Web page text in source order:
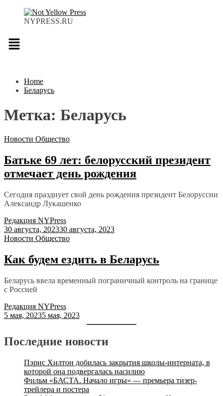
NYPRESS.RU
Меню
Home
Беларусь
Метка: Беларусь
Новости Общество
Батьке 69 лет: белорусский президент
отмечает день рождения
Сегодня празднует свой день рождения президент Белоруссии
Александр Лукашенко
Редакция NYPress
30 августа, 202330 августа, 2023
Новости Общество
Как будем ездить в Беларусь
Беларусь ввела временный пограничный контроль на границе
с Россией
Редакция NYPress
5 мая, 20235 мая, 2023
Последние новости
Пэрис Хилтон добилась закрытия школы-интерната, в
которой она подвергалась насилию
Фильм «БАСТА. Начало игры» — премьера тизер-
трейлера и постера